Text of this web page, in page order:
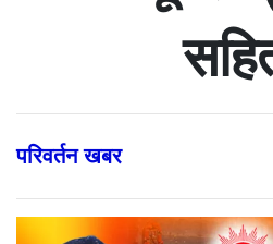
परिवर्तन खबर